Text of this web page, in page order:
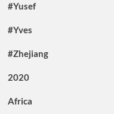
#Yusef
#Yves
#Zhejiang
2020
Africa